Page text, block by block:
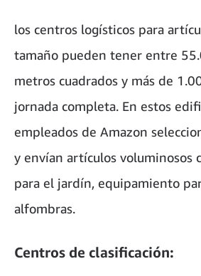
los centros logísticos para
tamaño pueden tener entre
metros cuadrados y más de
jornada completa. En estos
empleados de Amazon
y envían artículos voluminosos
para el jardín, equipamiento
alfombras.
Centros de clasificación: